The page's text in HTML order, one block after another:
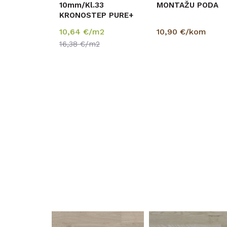
10mm/Kl.33
KRONOSTEP PURE+
HRAST HILLSIDE
p=1,89 m2
10,64 €/m2
16,38€/m2
MONTAŽU PODA
10,90 €/kom